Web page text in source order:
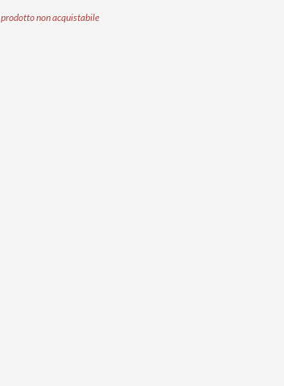
prodotto non acquistabile